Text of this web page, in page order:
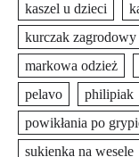
kaszel u dzieci
kurczak zagrodowy
markowa odzież
pelavo
philipiak
powikłania po
sukienka na wesele